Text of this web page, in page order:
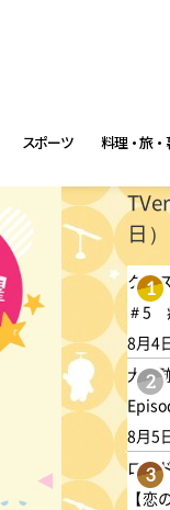
スポーツ 料理・旅・
日）
1
クロ
＃5
8月4
2
大追
8月5
3
ロン
【